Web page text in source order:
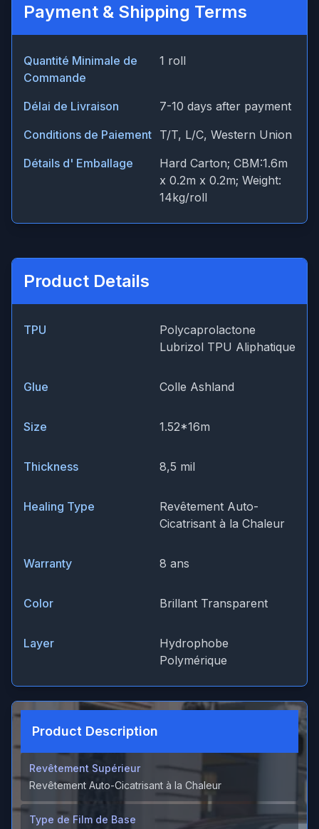
Payment & Shipping Terms
Quantité Minimale de
Commande
1 roll
Délai de Livraison
7-10 days after payment
Conditions de Paiement T/T, L/C, Western Union
Détails d' Emballage
Hard Carton; CBM:1.6m
x 0.2m x 0.2m; Weight:
14kg/roll
Product Details
TPU
Polycaprolactone
Lubrizol TPU Aliphatique
Glue Colle Ashland
Size 1.52*16m
Thickness 8,5 mil
Healing Type
Revêtement Auto-
Cicatrisant à la Chaleur
Warranty 8 ans
Color Brillant Transparent
Layer
Hydrophobe
Polymérique
Product Description
Revêtement Supérieur
Revêtement Auto-Cicatrisant à la Chaleur
Type de Film de Base